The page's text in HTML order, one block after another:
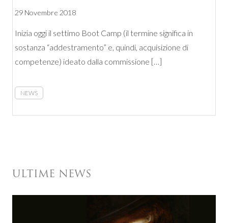
29 Novembre 2018
Inizia oggi il settimo Boot Camp (il termine significa in
sostanza “addestramento” e, quindi, acquisizione di
competenze) ideato dalla commissione […]
NEWS
ULTIME NEWS